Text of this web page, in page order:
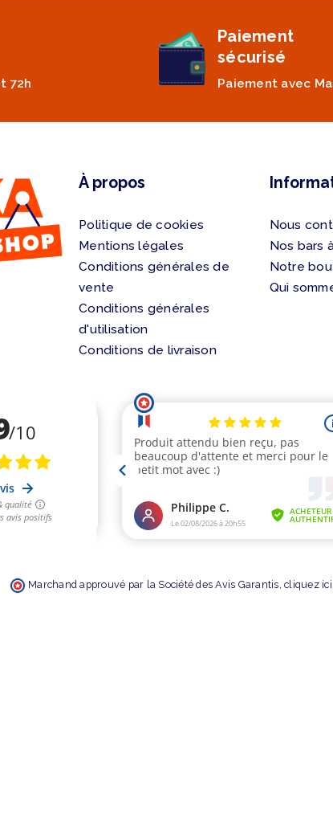
72h
Paiement
sécurisé
Paiement avec
À propos
Politique de cookies
Mentions légales
Conditions générales de
vente
Conditions générales
d'utilisation
Conditions de livraison
Nous
Nos bars
Notre
Qui
Marchand approuvé par la Société des Avis Garantis, cliquez